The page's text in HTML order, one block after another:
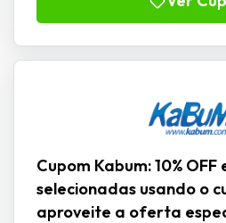
Cupom Kabum: 10% OFF
selecionadas usando o
aproveite a oferta